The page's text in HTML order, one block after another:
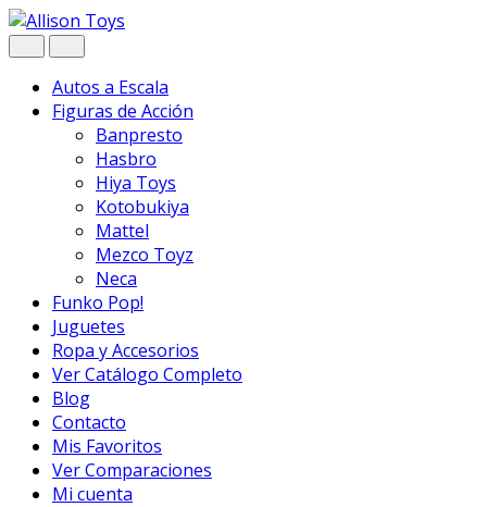
Navegar
Ir
al
Autos a Escala
Figuras de Acción
Banpresto
Hasbro
Hiya Toys
Kotobukiya
Mattel
Mezco Toyz
Neca
Funko Pop!
Juguetes
Ropa y Accesorios
Ver Catálogo Completo
Blog
Contacto
Mis Favoritos
Ver Comparaciones
Mi cuenta